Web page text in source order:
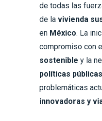
de todas las
de la vivienda
enMéxico. La
compromiso con
sostenible y la
políticas públicas
problemáticas
innovadoras y